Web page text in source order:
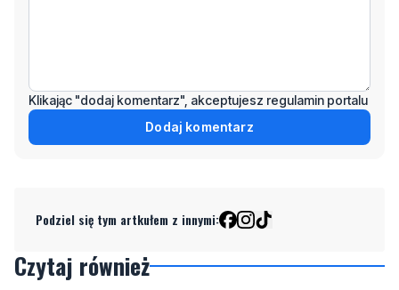
Klikając "dodaj komentarz", akceptujesz regulamin portalu
Dodaj komentarz
Podziel się tym artkułem z innymi:
Czytaj również